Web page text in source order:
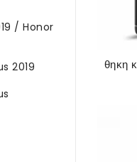
/ Honor
2019